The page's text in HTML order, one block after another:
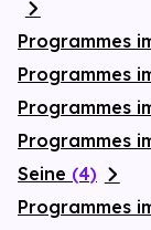
Programmes
Programmes
Programmes
Programmes
Seine (4)
Programmes